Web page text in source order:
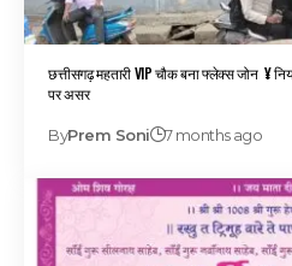
छत्तीसगढ़ महतारी VIP चौक बना फ्लेक्स जोन ¥
पर असर
ByPrem Soni 7 months ago